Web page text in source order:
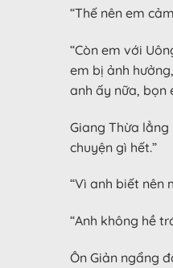
“Thế nên em
“Còn em với
em bị ảnh
anh ấy nữa, bọn
Giang Thừa
chuyện gì hết.”
“Vì anh biết nên
“Anh không hề
Ôn Giản ngẩng